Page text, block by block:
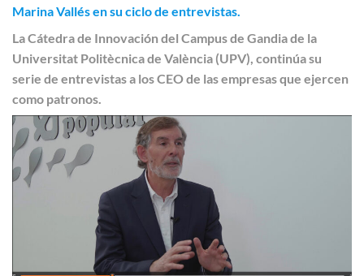
Marina Vallés en su ciclo de entrevistas.
La Cátedra de Innovación del Campus de Gandia de la
Universitat Politècnica de València (UPV), continúa su
serie de entrevistas a los CEO de las empresas que ejercen
como patronos.